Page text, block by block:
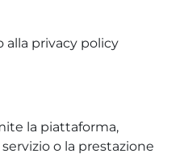
privacy policy
la piattaforma,
o la prestazione